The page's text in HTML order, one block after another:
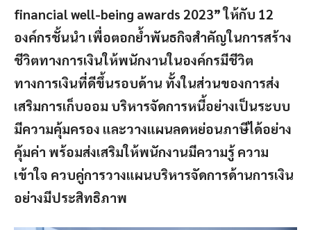
financial well-being awards 2023” ให้กับ 12
องค์กรชั้นนำ เพื่อตอกย้ำพันธกิจสำคัญในการสร้าง
ชีวิตทางการเงินให้พนักงานในองค์กรมีชีวิต
ทางการเงินที่ดีขึ้นรอบด้าน ทั้งในส่วนของการส่ง
เสริมการเก็บออม บริหารจัดการหนี้อย่างเป็นระบบ
มีความคุ้มครอง และวางแผนลดหย่อนภาษีได้อย่าง
คุ้มค่า พร้อมส่งเสริมให้พนักงานมีความรู้ ความ
เข้าใจ ควบคู่การวางแผนบริหารจัดการด้านการเงิน
อย่างมีประสิทธิภาพ